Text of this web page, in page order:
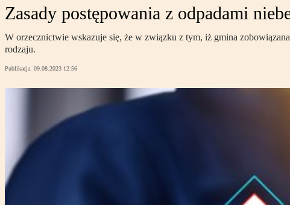
Zasady postępowania z odpadami
W orzecznictwie wskazuje się, że w związku z tym, iż gmina
rodzaju.
Publikacja: 09.08.2023 12:56